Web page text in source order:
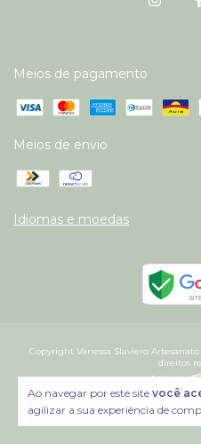
Ao navegar por este site você
agilizar a sua experiência de
Meios de pagamento
Meios de envio
Idiomas e moedas
Copyright Vanessa Slaviero Artesanato
direitos